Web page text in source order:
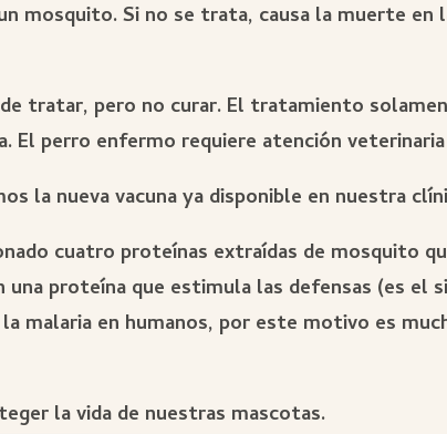
mosquito.Si no se trata, causa la muerte en
tratar, pero no curar. El tratamiento
El perro enfermo requiere atención
la nueva vacuna ya disponible en nuestra
cuatro proteínas extraídas de mosquito
una proteína que estimula las defensas (es el
malaria en humanos, por este motivo es
la vida de nuestras mascotas.